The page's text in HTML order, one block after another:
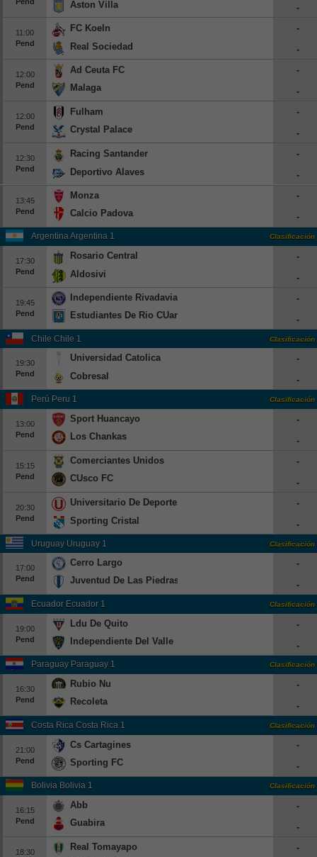
Pend
Aston Villa
-
11:00
Pend
FC Koeln
Real Sociedad
-
-
12:00
Pend
Ad Ceuta FC
Malaga
-
-
12:00
Pend
Fulham
Crystal Palace
-
-
12:30
Pend
Racing Santander
Deportivo Alaves
-
-
13:45
Pend
Monza
Calcio Padova
-
-
Argentina Argentina 1 Clasificación
17:30
Pend
Rosario Central
Aldosivi
-
-
19:45
Pend
Independiente Rivadavia
Estudiantes De Rio CUarto
-
-
Chile Chile 1 Clasificación
19:30
Pend
Universidad Catolica
Cobresal
-
-
Perú Peru 1 Clasificación
13:00
Pend
Sport Huancayo
Los Chankas
-
-
15:15
Pend
Comerciantes Unidos
CUsco FC
-
-
20:30
Pend
Universitario De Deportes
Sporting Cristal
-
-
Uruguay Uruguay 1 Clasificación
17:00
Pend
Cerro Largo
Juventud De Las Piedras
-
-
Ecuador Ecuador 1 Clasificación
19:00
Pend
Ldu De Quito
Independiente Del Valle
-
-
Paraguay Paraguay 1 Clasificación
16:30
Pend
Rubio Nu
Recoleta
-
-
Costa Rica Costa Rica 1 Clasificación
21:00
Pend
Cs Cartagines
Sporting FC
-
-
Bolivia Bolivia 1 Clasificación
16:15
Pend
Abb
Guabira
-
-
18:30
Real Tomayapo
-
Europa League
Supercopa Europa
Partidos amistosos
Partidos televisados
Baloncesto
Europa
Eurocup
ACB
LEB
Estados Unidos
NBA
Tenis
Beisbol
Hockey
Fútbol Americano
Clasificación
Casas de Apuestas